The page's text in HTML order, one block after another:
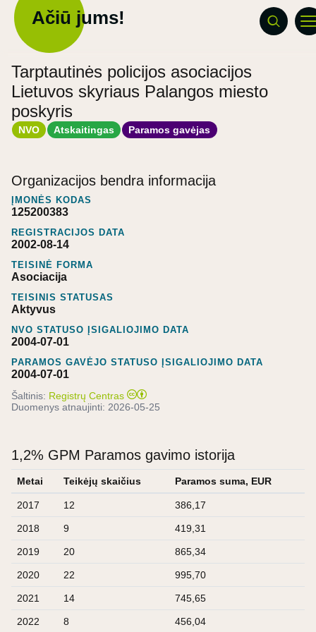
Ačiū jums!
Tarptautinės policijos asociacijos
Lietuvos skyriaus Palangos miesto
poskyris
NVO Atskaitingas Paramos gavėjas
Organizacijos bendra informacija
ĮMONĖS KODAS
125200383
REGISTRACIJOS DATA
2002-08-14
TEISINĖ FORMA
Asociacija
TEISINIS STATUSAS
Aktyvus
NVO STATUSO ĮSIGALIOJIMO DATA
2004-07-01
PARAMOS GAVĖJO STATUSO ĮSIGALIOJIMO DATA
2004-07-01
Šaltinis: Registrų Centras
Duomenys atnaujinti: 2026-05-25
1,2% GPM Paramos gavimo istorija
Metai Teikėjų skaičius Paramos suma, EUR
2017 12 386,17
2018 9 419,31
2019 20 865,34
2020 22 995,70
2021 14 745,65
2022 8 456,04